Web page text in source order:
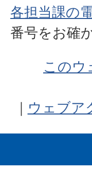
各担当課の
番号をお確
このウ
ウェブア